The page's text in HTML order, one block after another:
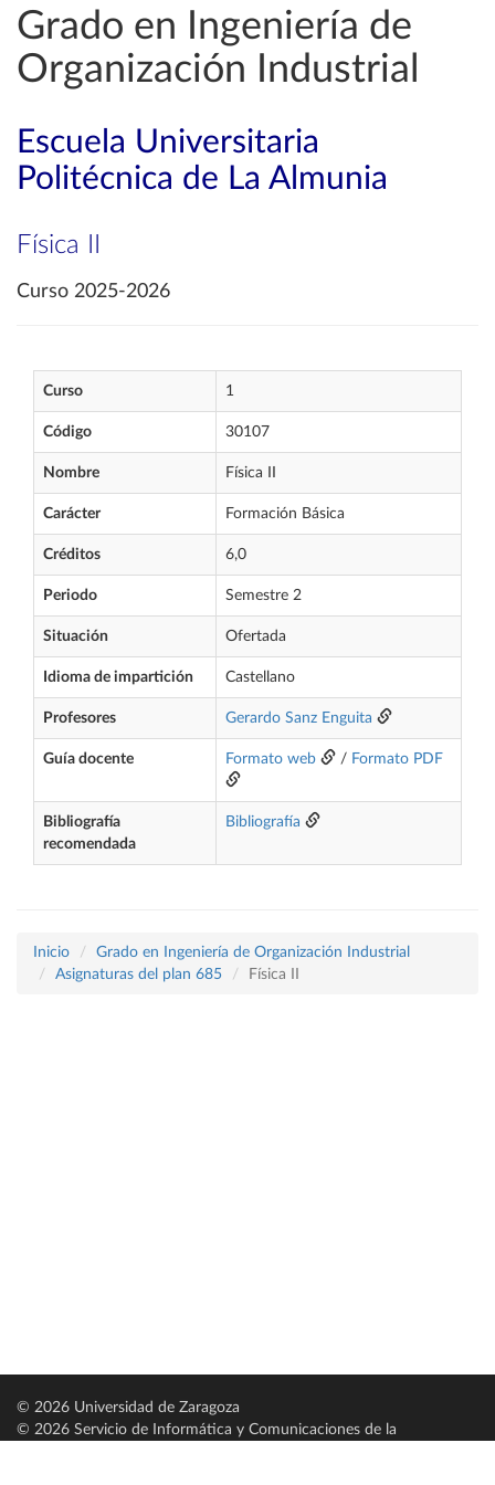
Grado en Ingeniería de
Organización Industrial
Escuela Universitaria
Politécnica de La Almunia
Física II
Curso 2025-2026
Curso 1
Código 30107
Nombre Física II
Carácter Formación Básica
Créditos 6,0
Periodo Semestre 2
Situación Ofertada
Idioma de impartición Castellano
Profesores Gerardo Sanz Enguita
Guía docente Formato web / Formato PDF
Bibliografía
recomendada
Bibliografía
Inicio
Grado en Ingeniería de Organización Industrial
Asignaturas del plan 685
Física II
© 2026 Universidad de Zaragoza
© 2026 Servicio de Informática y Comunicaciones de la